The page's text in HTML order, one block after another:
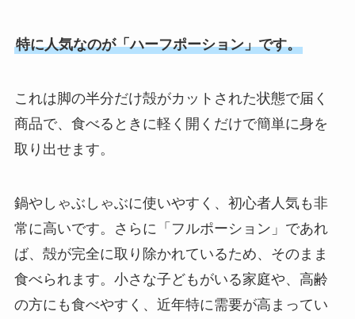
特に人気なのが「ハーフポーション」です。
これは脚の半分だけ殻がカットされた状態で届く
商品で、食べるときに軽く開くだけで簡単に身を
取り出せます。
鍋やしゃぶしゃぶに使いやすく、初心者人気も非
常に高いです。さらに「フルポーション」であれ
ば、殻が完全に取り除かれているため、そのまま
食べられます。小さな子どもがいる家庭や、高齢
の方にも食べやすく、近年特に需要が高まってい